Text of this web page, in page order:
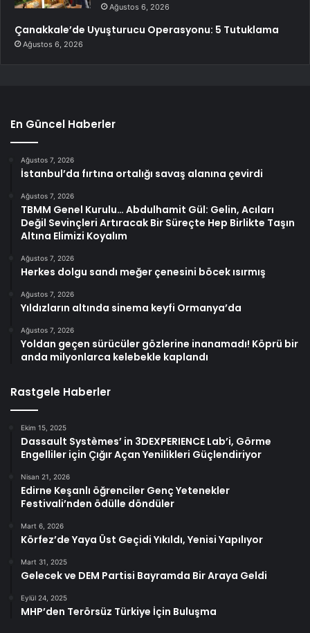
Ağustos 6, 2026
Çanakkale’de Uyuşturucu Operasyonu: 5 Tutuklama
Ağustos 6, 2026
En Güncel Haberler
Ağustos 7, 2026
İstanbul’da fırtına ortalığı savaş alanına çevirdi
Ağustos 7, 2026
TBMM Genel Kurulu… Abdulhamit Gül: Gelin, Acıları
Değil Sevinçleri Artıracak Bir Süreçte Hep Birlikte Taşın
Altına Elimizi Koyalım
Ağustos 7, 2026
Herkes dolgu sandı meğer çenesini böcek ısırmış
Ağustos 7, 2026
Yıldızların altında sinema keyfi Ormanya’da
Ağustos 7, 2026
Yoldan geçen sürücüler gözlerine inanamadı! Köprü bir
anda milyonlarca kelebekle kaplandı
Rastgele Haberler
Ekim 15, 2025
Dassault Systèmes’ in 3DEXPERIENCE Lab’i, Görme
Engelliler için Çığır Açan Yenilikleri Güçlendiriyor
Nisan 21, 2026
Edirne Keşanlı öğrenciler Genç Yetenekler
Festivali’nden ödülle döndüler
Mart 6, 2026
Körfez’de Yaya Üst Geçidi Yıkıldı, Yenisi Yapılıyor
Mart 31, 2025
Gelecek ve DEM Partisi Bayramda Bir Araya Geldi
Eylül 24, 2025
MHP’den Terörsüz Türkiye İçin Buluşma